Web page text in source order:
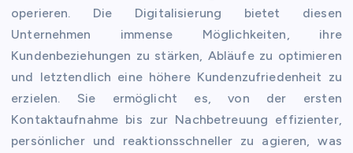
operieren. Die Digitalisierung bietet diesen
Unternehmen immense Möglichkeiten, ihre
Kundenbeziehungen zu stärken, Abläufe zu optimieren
und letztendlich eine höhere Kundenzufriedenheit zu
erzielen. Sie ermöglicht es, von der ersten
Kontaktaufnahme bis zur Nachbetreuung effizienter,
persönlicher und reaktionsschneller zu agieren, was